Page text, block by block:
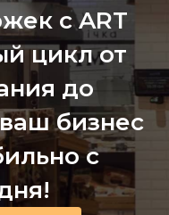
с ART
цикл от
до
бизнес
с